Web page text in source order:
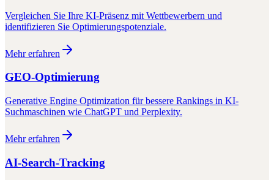
Vergleichen Sie Ihre KI-Präsenz mit Wettbewerbern und
identifizieren Sie Optimierungspotenziale.
Mehr erfahren
GEO-Optimierung
Generative Engine Optimization für bessere Rankings in KI-
Suchmaschinen wie ChatGPT und Perplexity.
Mehr erfahren
AI-Search-Tracking